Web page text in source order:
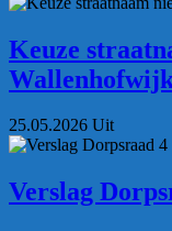
Keuze
25.05.2026 Uit
Verslag